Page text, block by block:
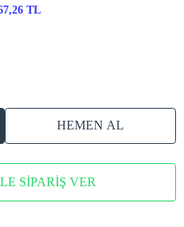
TL
HEMEN AL
SİPARİŞ VER